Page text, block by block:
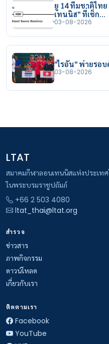
ยู 14 ทีมชาติไท
เทนนิส" ที่เช็ก…
03-08-2026
"ไรอัน" พ่ายรอ
03-08-2026
LTAT
สมาคมกีฬาลอนเทนนิสแห่งประเท
ในพระบรมราชูปถัมภ์
+66 2 503 4080
ltat_thai@ltat.org
สำรวจ
ข่าวสาร
ภาพกิจกรรม
ดาวน์โหลด
เกี่ยวกับเรา
ติดตามเรา
Facebook
YouTube